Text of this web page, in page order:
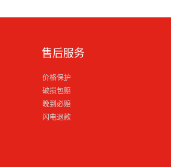
售后服务
价格保护
破损包赔
晚到必赔
闪电退款